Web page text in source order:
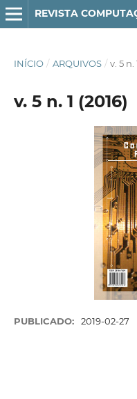
REVISTA
INÍCIO / ARQUIVOS / v. 5 n.
v. 5 n. 1 (2016)
PUBLICADO: 2019-02-27